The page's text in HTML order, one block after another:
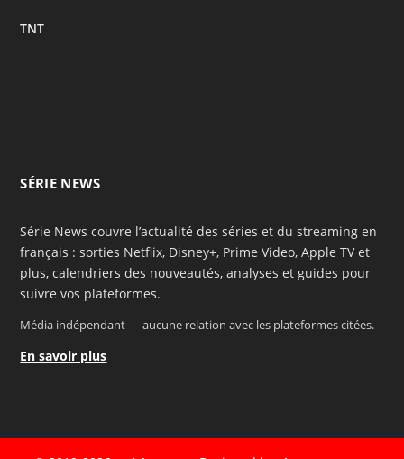
TNT
SÉRIE NEWS
Série News couvre l’actualité des séries et du streaming en
français : sorties Netflix, Disney+, Prime Video, Apple TV et
plus, calendriers des nouveautés, analyses et guides pour
suivre vos plateformes.
Média indépendant — aucune relation avec les plateformes citées.
En savoir plus